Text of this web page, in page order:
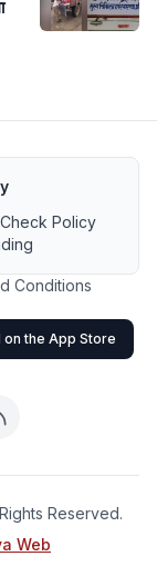
Policy
Conditions
on the App Store
Reserved.
Web